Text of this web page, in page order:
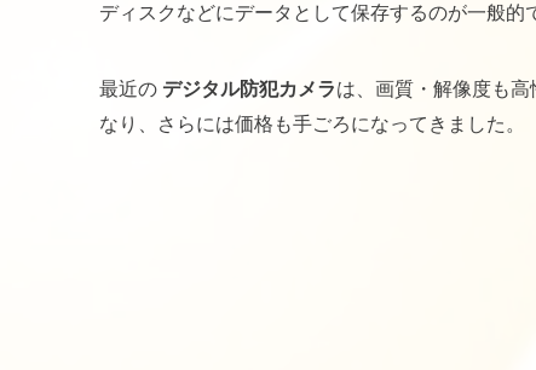
ディスクなどにデータとして保存するのが一般的
最近の デジタル防犯カメラは、画質・解像度も高
なり、さらには価格も手ごろになってきました。